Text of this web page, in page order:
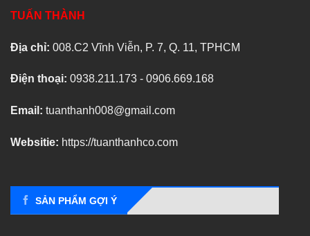
TUẤN THÀNH
Địa chỉ: 008.C2 Vĩnh Viễn, P. 7, Q. 11, TPHCM
Điện thoại: 0938.211.173 - 0906.669.168
Email: tuanthanh008@gmail.com
Websitie: https://tuanthanhco.com
SẢN PHẨM GỢI Ý